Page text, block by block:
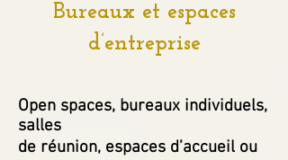
Bureaux et espaces
d’entreprise
Open spaces, bureaux individuels,
salles
de réunion, espaces d’accueil ou